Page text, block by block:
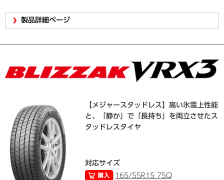
製品詳細ページ
【メジャースタッドレス】高い氷雪上性能
と、「静か」で「長持ち」を両立させたス
タッドレスタイヤ
対応サイズ
165/55R15 75Q